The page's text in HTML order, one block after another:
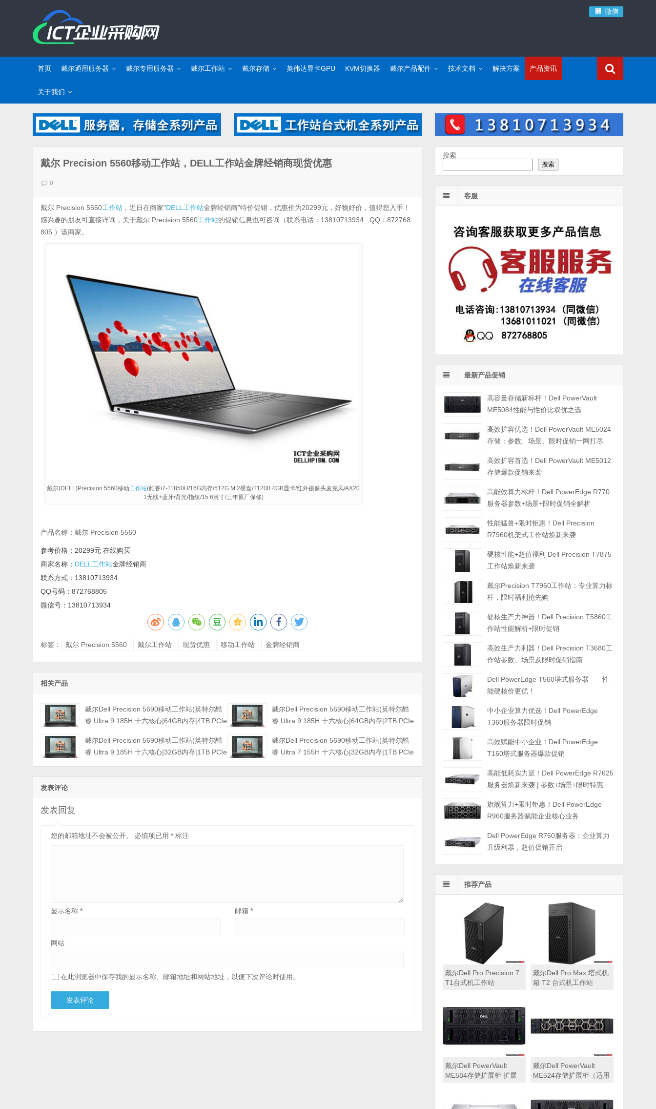
微信
首页 戴尔通用服务器 戴尔专用服务器 戴尔工作站 戴尔存储 英伟达显卡GPU KVM切换器 戴尔产品配件 技术文档 解决方案 产品资讯
关于我们
戴尔 Precision 5560移动工作站，DELL工作站金牌经销商现货优惠
0
戴尔 Precision 5560工作站 ，近日在商家“DELL工作站金牌经销商”特价促销，优惠价为20299元，好物好价，值得您入手！
感兴趣的朋友可直接详询，关于戴尔 Precision 5560工作站的促销信息也可咨询（联系电话：13810713934 QQ：872768
805 ）该商家。
戴尔(DELL)Precision 5560移动工作站(酷睿i7-11850H/16G内存/512G M.2硬盘/T1200 4GB显卡/红外摄像头麦克风/AX20
1无线+蓝牙/背光/指纹/15.6英寸/三年原厂保修)
产品名称：戴尔 Precision 5560
参考价格：20299元 在线购买
商家名称： DELL工作站金牌经销商
联系方式：13810713934
QQ号码：872768805
微信号：13810713934
标签： 戴尔 Precision 5560 戴尔工作站 现货优惠 移动工作站 金牌经销商
相关产品
戴尔Dell Precision 5690移动工作站(英特尔酷
睿 Ultra 9 185H 十六核心|64GB内存|4TB PCIe
触控显示屏|三年保修)
戴尔Dell Precision 5690移动工作站(英特尔酷
睿 Ultra 9 185H 十六核心|64GB内存|2TB PCIe
触控显示屏|三年保修)
戴尔Dell Precision 5690移动工作站(英特尔酷
睿 Ultra 9 185H 十六核心|32GB内存|1TB PCIe
戴尔Dell Precision 5690移动工作站(英特尔酷
睿 Ultra 7 155H 十六核心|32GB内存|1TB PCIe
发表评论
发表回复
您的邮箱地址不会被公开。 必填项已用* 标注
显示名称* 邮箱 *
网站
在此浏览器中保存我的显示名称、邮箱地址和网站地址，以便下次评论时使用。
搜索
搜索
客服
最新产品促销
高容量存储新标杆！Dell PowerVault
ME5084性能与性价比双优之选
高效扩容优选！Dell PowerVault ME5024
存储：参数、场景、限时促销一网打尽
高效扩容首选！Dell PowerVault ME5012
存储爆款促销来袭
高能效算力标杆！Dell PowerEdge R770
服务器参数+场景+限时促销全解析
性能猛兽+限时钜惠！Dell Precision
R7960机架式工作站焕新来袭
硬核性能+超值福利 Dell Precision T7875
工作站焕新来袭
戴尔Precision T7960工作站：专业算力标
杆，限时福利抢先购
硬核生产力神器！Dell Precision T5860工
作站性能解析+限时促销
高效生产力利器！Dell Precision T3680工
作站参数、场景及限时促销指南
Dell PowerEdge T560塔式服务器——性
能硬核价更优！
中小企业算力优选！Dell PowerEdge
T360服务器限时促销
高效赋能中小企业！Dell PowerEdge
T160塔式服务器爆款促销
高能低耗实力派！Dell PowerEdge R7625
服务器焕新来袭 | 参数+场景+限时特惠
旗舰算力+限时钜惠！Dell PowerEdge
R960服务器赋能企业核心业务
Dell PowerEdge R760服务器：企业算力
升级利器，超值促销开启
推荐产品
戴尔Dell Pro Precision 7
T1台式机工作站
戴尔Dell Pro Max 塔式机
箱 T2 台式机工作站
戴尔Dell PowerVault
ME584存储扩展柜 扩展
ME5224，ME5284等主
戴尔Dell PowerVault
ME524存储扩展柜（适用